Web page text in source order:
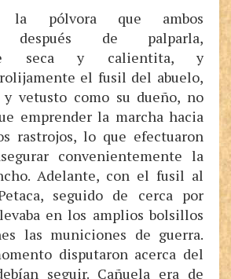
la pólvora que ambos
después de palparla,
seca y calientita, y
el fusil del abuelo,
vetusto como su dueño, no
emprender la marcha hacia
rastrojos, lo que efectuaron
convenientemente la
Adelante, con el fusil al
seguido de cerca por
en los amplios bolsillos
las municiones de guerra.
disputaron acerca del
seguir. Cañuela era de